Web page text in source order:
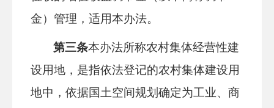
金）管理，适用本办法。
第三条本办法所称农村集体经营性建
设用地，是指依法登记的农村集体建设用
地中，依据国土空间规划确定为工业、商